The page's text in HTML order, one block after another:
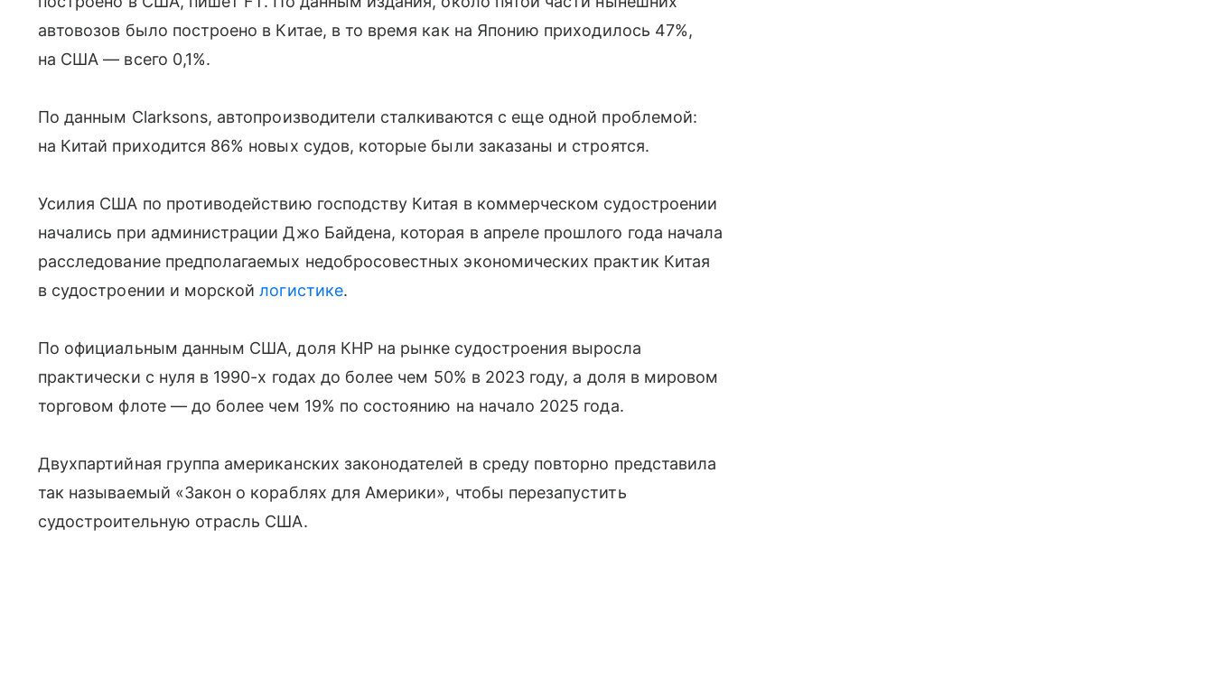
автовозов было построено в Китае, в то время как на Японию приходилось 47%,
на США — всего 0,1%.
По данным Clarksons, автопроизводители сталкиваются с еще одной проблемой:
на Китай приходится 86% новых судов, которые были заказаны и строятся.
Усилия США по противодействию господству Китая в коммерческом судостроении
начались при администрации Джо Байдена, которая в апреле прошлого года начала
расследование предполагаемых недобросовестных экономических практик Китая
в судостроении и морскойлогистике.
По официальным данным США, доля КНР на рынке судостроения выросла
практически с нуля в 1990-х годах до более чем 50% в 2023 году, а доля в мировом
торговом флоте — до более чем 19% по состоянию на начало 2025 года.
Двухпартийная группа американских законодателей в среду повторно представила
так называемый «Закон о кораблях для Америки», чтобы перезапустить
судостроительную отрасль США.